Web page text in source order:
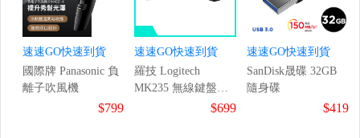
速速GO快速到貨
國際牌 Panasonic 負
離子吹風機
$799
速速GO快速到貨
羅技 Logitech
MK235 無線鍵盤滑
$699
速速GO快速到貨
SanDisk晟碟 32GB
隨身碟
$419